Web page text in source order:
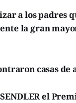
a los padres
la gran
casas de
el